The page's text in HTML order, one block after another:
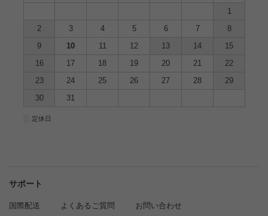
1
2
3 4 5 6 7
8
9
10 11 12 13 14
15
16
17 18 19 20 21
22
23
24 25 26 27 28
29
30
31
定休日
サポート
国際配送 よくあるご質問 お問い合わせ